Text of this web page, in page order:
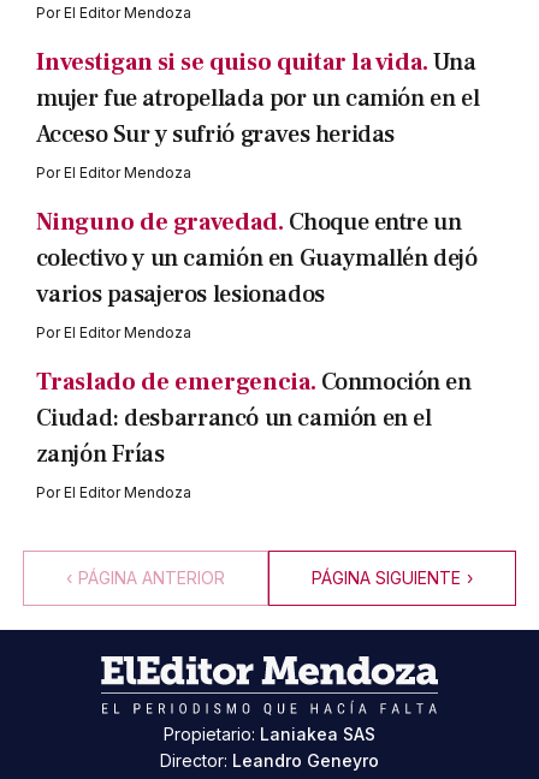
PorEl Editor Mendoza
Investigan si se quiso quitar la vida.Una
mujer fue atropellada por un camión en el
Acceso Sur y sufrió graves heridas
PorEl Editor Mendoza
Ninguno de gravedad. Choque entre un
colectivo y un camión en Guaymallén dejó
varios pasajeros lesionados
PorEl Editor Mendoza
Traslado de emergencia. Conmoción en
Ciudad: desbarrancó un camión en el
zanjón Frías
PorEl Editor Mendoza
‹ PÁGINA ANTERIOR PÁGINA SIGUIENTE ›
Propietario: Laniakea SAS
Director: Leandro Geneyro